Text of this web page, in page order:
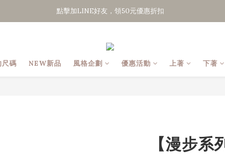
點擊加LINE好友，領50元優惠折扣
點擊加LINE好友，領50元優惠折扣
碼
NEW新品 風格企劃 優惠活動 上著 下著
【漫步